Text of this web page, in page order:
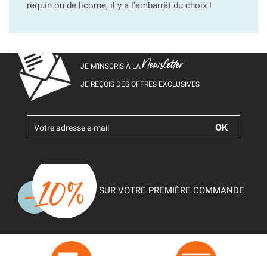
requin ou de licorne, il y a l’embarrât du choix !
JE M’INSCRIS À LANewsletter
JE REÇOIS DES OFFRES EXCLUSIVES
SUR VOTRE PREMIÈRE COMMANDE